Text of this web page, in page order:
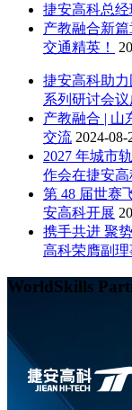
捷安高科总
产教融合新
交通精英！
捷安高科助
系列研讨会
产教融合 | 山
交流 2024-08-
2027 年城市
作会在捷安
第 48 届世赛
安高科开展
携手共进 聚
高科荣膺副
WorldSkills